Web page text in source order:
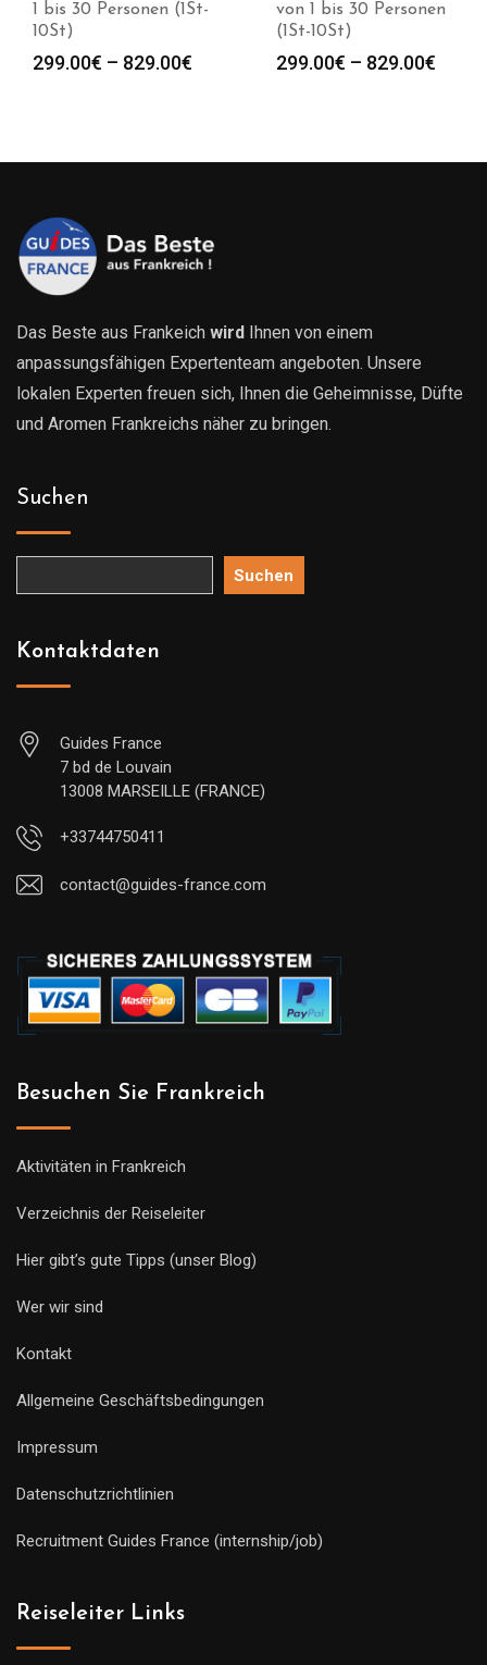
1 bis 30 Personen (1St-
10St)
299.00€ – 829.00€ Preisspanne:
von 1 bis 30 Personen
(1St-10St)
299.00€ – 829.00€
Das Beste aus Frankeich wird
Ihnen von einem
anpassungsfähigen Expertenteam angeboten. Unsere
lokalen Experten freuen sich, Ihnen die Geheimnisse, Düfte
und Aromen Frankreichs näher zu bringen.
Suchen
Suchen
Kontaktdaten
Guides France
7 bd de Louvain
13008 MARSEILLE (FRANCE)
+33744750411
contact@guides-france.com
Besuchen Sie Frankreich
Aktivitäten in Frankreich
Verzeichnis der Reiseleiter
Hier gibt’s gute Tipps (unser Blog)
Wer wir sind
Kontakt
Allgemeine Geschäftsbedingungen
Impressum
Datenschutzrichtlinien
Recruitment Guides France (internship/job)
Reiseleiter Links